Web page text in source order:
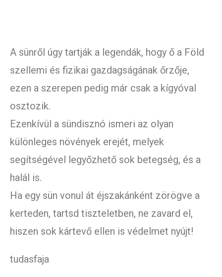
A sünről úgy tartják a legendák, hogy ő a Föld
szellemi és fizikai gazdagságának őrzője,
ezen a szerepen pedig már csak a kígyóval
osztozik.
Ezenkívül a sündisznó ismeri az olyan
különleges növények erejét, melyek
segítségével legyőzhető sok betegség, és a
halál is.
Ha egy sün vonul át éjszakánként zörögve a
kerteden, tartsd tiszteletben, ne zavard el,
hiszen sok kártevő ellen is védelmet nyújt!
tudasfaja